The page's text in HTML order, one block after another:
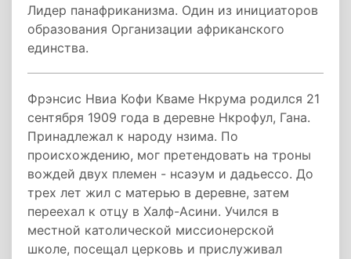
Лидер панафриканизма. Один из инициаторов
образования Организации африканского
единства.
Фрэнсис Нвиа Кофи Кваме Нкрума родился 21
сентября 1909 года в деревне Нкрофул, Гана.
Принадлежал к народу нзима. По
происхождению, мог претендовать на троны
вождей двух племен - нсаэум и дадьессо. До
трех лет жил с матерью в деревне, затем
переехал к отцу в Халф-Асини. Учился в
местной католической миссионерской
школе, посещал церковь и прислуживал